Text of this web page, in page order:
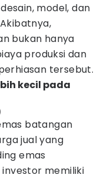
model, dan
bukan hanya
produksi dan
tersebut.
kecil pada
batangan
jual yang
emas
investor memiliki